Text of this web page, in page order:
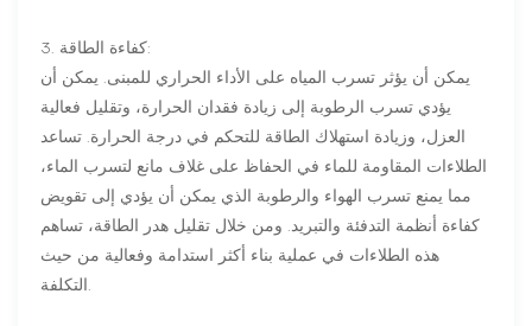
3. كفاءة الطاقة:
يمكن أن يؤثر تسرب المياه على الأداء الحراري للمبنى. يمكن أن
يؤدي تسرب الرطوبة إلى زيادة فقدان الحرارة، وتقليل فعالية
العزل، وزيادة استهلاك الطاقة للتحكم في درجة الحرارة. تساعد
الطلاءات المقاومة للماء في الحفاظ على غلاف مانع لتسرب الماء،
مما يمنع تسرب الهواء والرطوبة الذي يمكن أن يؤدي إلى تقويض
كفاءة أنظمة التدفئة والتبريد. ومن خلال تقليل هدر الطاقة، تساهم
هذه الطلاءات في عملية بناء أكثر استدامة وفعالية من حيث
التكلفة.